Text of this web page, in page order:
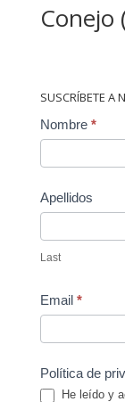
Conejo
SUSCRÍBETE A
Contact
Nombre *
Apellidos
Last
Email *
Política de
He leído y